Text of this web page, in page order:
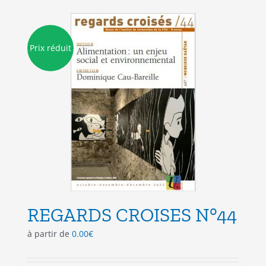
plusieurs
variations.
options
peuvent
être
choisies
sur
la
page
du
produit
Prix réduit
REGARDS CROISES N°44
à partir de 0.00€